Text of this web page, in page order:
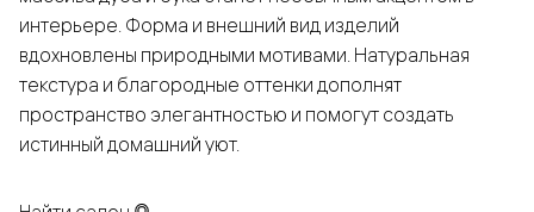
интерьере. Форма и внешний вид изделий
вдохновлены природными мотивами. Натуральная
текстура и благородные оттенки дополнят
пространство элегантностью и помогут создать
истинный домашний уют.